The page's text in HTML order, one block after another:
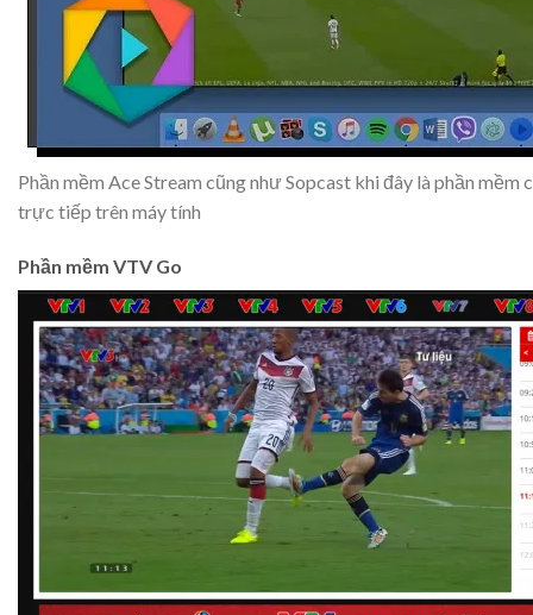
Phần mềm Ace Stream cũng như Sopcast khi đây là phần mềm
trực tiếp trên máy tính
Phần mềm VTV Go